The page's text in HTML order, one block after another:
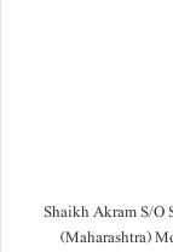
Shaikh Akram S/O
(Maharashtra)